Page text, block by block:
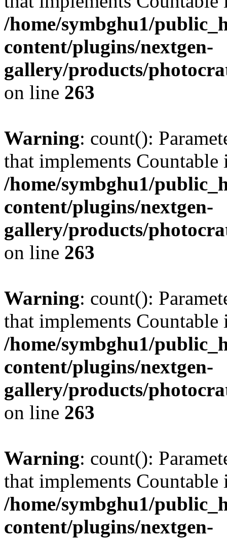
/home/symbghu1/
content/plugins/nextgen-
gallery/products/
on line 263
Warning: count():
that implements Countable
/home/symbghu1/
content/plugins/nextgen-
gallery/products/
on line 263
Warning: count():
that implements Countable
/home/symbghu1/
content/plugins/nextgen-
gallery/products/
on line 263
Warning: count():
that implements Countable
/home/symbghu1/
content/plugins/nextgen-